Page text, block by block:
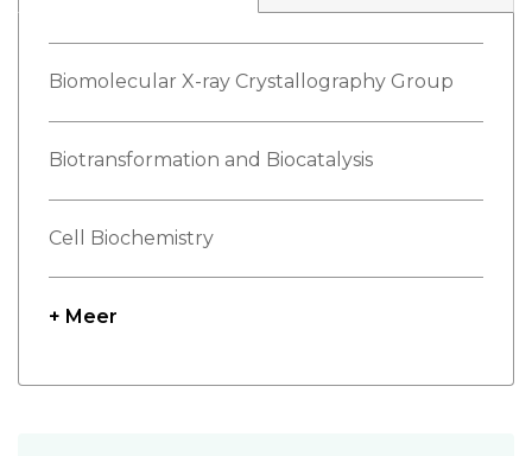
Biomolecular X-ray Crystallography Group
Biotransformation and Biocatalysis
Cell Biochemistry
+ Meer